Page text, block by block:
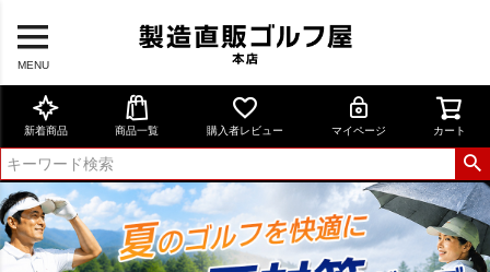
MENU
新着商品 商品一覧 購入者レビュー マイページ カート